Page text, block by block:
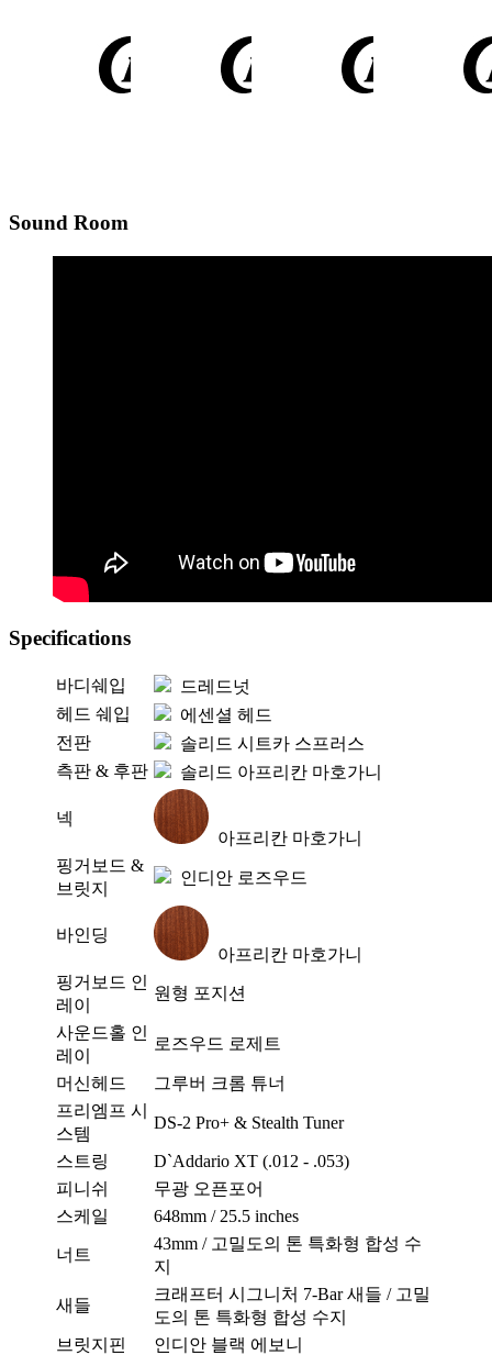
Sound Room
Specifications
바디쉐입
드레드넛
헤드 쉐입
에센셜 헤드
전판
솔리드 시트카 스프러스
측판 & 후판
솔리드 아프리칸 마호가니
넥
아프리칸 마호가니
핑거보드 &
브릿지
인디안 로즈우드
바인딩
아프리칸 마호가니
핑거보드 인
레이
원형 포지션
사운드홀 인
레이
로즈우드 로제트
머신헤드
그루버 크롬 튜너
프리엠프 시
스템
DS-2 Pro+ & Stealth Tuner
스트링
D`Addario XT (.012 - .053)
피니쉬
무광 오픈포어
스케일
648mm / 25.5 inches
너트
43mm / 고밀도의 톤 특화형 합성 수
지
새들
크래프터 시그니처 7-Bar 새들 / 고밀
도의 톤 특화형 합성 수지
브릿지핀
인디안 블랙 에보니